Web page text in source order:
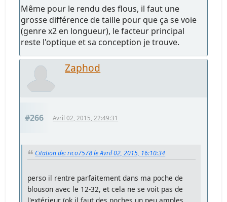
Même pour le rendu des flous, il faut une
grosse différence de taille pour que ça se voie
(genre x2 en longueur), le facteur principal
reste l'optique et sa conception je trouve.
Zaphod
#266 Avril 02, 2015, 22:49:31
Citation de: rico7578 le Avril 02, 2015, 16:10:34
perso il rentre parfaitement dans ma poche de
blouson avec le 12-32, et cela ne se voit pas de
l'extérieur (ok il faut des poches un peu amples,